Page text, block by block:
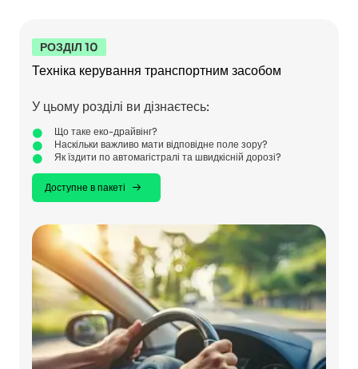
РОЗДІЛ 10
Техніка керування транспортним засобом
У цьому розділі ви дізнаєтесь:
Що таке еко-драйвінг?
Наскільки важливо мати відповідне поле зору?
Як їздити по автомагістралі та швидкісній дорозі?
Доступне в пакеті